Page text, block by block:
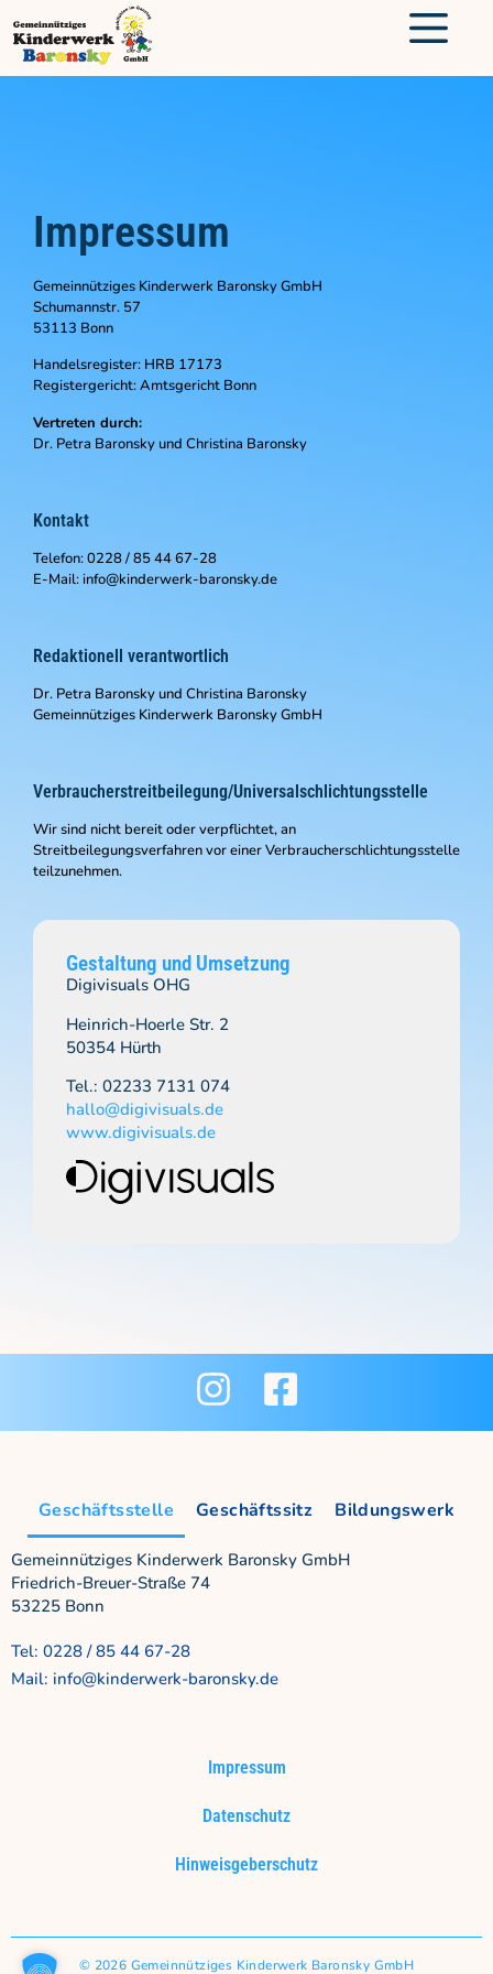
Impressum
Gemeinnütziges Kinderwerk Baronsky GmbH
Schumannstr. 57
53113 Bonn
Handelsregister: HRB 17173
Registergericht: Amtsgericht Bonn
Vertreten durch:
Dr. Petra Baronsky und Christina Baronsky
Kontakt
Telefon: 0228 / 85 44 67-28
E-Mail: info@kinderwerk-baronsky.de
Redaktionell verantwortlich
Dr. Petra Baronsky und Christina Baronsky
Gemeinnütziges Kinderwerk Baronsky GmbH
Verbraucher­streit­beilegung/Universal­schlichtungs­stelle
Wir sind nicht bereit oder verpflichtet, an
Streitbeilegungsverfahren vor einer Verbraucherschlichtungsstelle
teilzunehmen.
Gestaltung und Umsetzung
Digivisuals OHG
Heinrich-Hoerle Str. 2
50354 Hürth
Tel.: 02233 7131 074
hallo@digivisuals.de
www.digivisuals.de
Geschäftsstelle Geschäftssitz Bildungswerk
Gemeinnütziges Kinderwerk Baronsky GmbH
Friedrich-Breuer-Straße 74
53225 Bonn
Tel: 0228 / 85 44 67-28
Mail: info@kinderwerk-baronsky.de
Impressum
Datenschutz
Hinweisgeberschutz
© 2026 Gemeinnütziges Kinderwerk Baronsky GmbH